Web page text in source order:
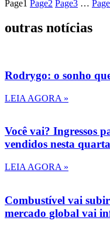
Page1 Page2 Page3 … Page
outras notícias
Rodrygo: o sonho
LEIA AGORA »
Você vai? Ingressos
vendidos nesta
LEIA AGORA »
Combustível vai
mercado global vai